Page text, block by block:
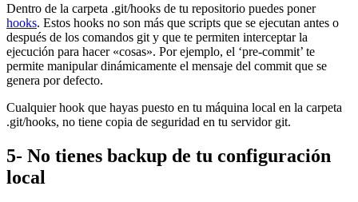
Dentro de la carpeta .git/hooks de tu repositorio puedes poner
hooks. Estos hooks no son más que scripts que se ejecutan antes o
después de los comandos git y que te permiten interceptar la
ejecución para hacer «cosas». Por ejemplo, el ‘pre-commit’ te
permite manipular dinámicamente el mensaje del commit que se
genera por defecto.
Cualquier hook que hayas puesto en tu máquina local en la carpeta
.git/hooks, no tiene copia de seguridad en tu servidor git.
5- No tienes backup de tu configuración
local